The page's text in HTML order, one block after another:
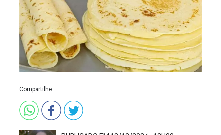
Compartilhe: